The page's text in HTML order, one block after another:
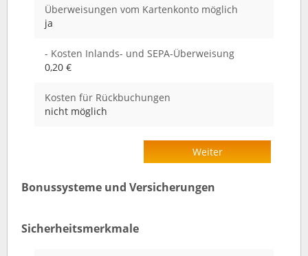
Überweisungen vom Kartenkonto möglich
ja
- Kosten Inlands- und SEPA-Überweisung
0,20 €
Kosten für Rückbuchungen
nicht möglich
Weiter
Bonussysteme und Versicherungen
Sicherheitsmerkmale